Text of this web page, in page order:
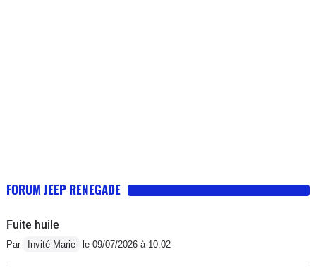
FORUM JEEP RENEGADE
Fuite huile
Par Invité Marie le 09/07/2026 à 10:02